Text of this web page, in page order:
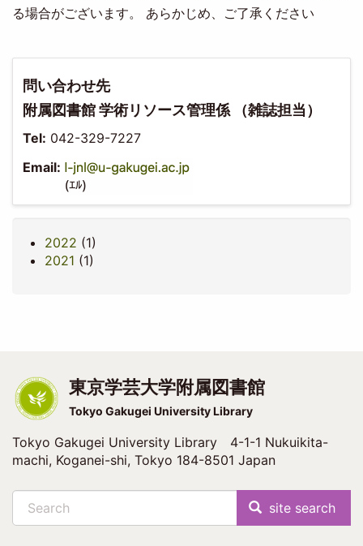
る場合がございます。 あらかじめ、ご了承ください
問い合わせ先
附属図書館 学術リソース管理係 （雑誌担当）
Tel: 042-329-7227
Email:
2022 (1)
2021 (1)
東京学芸大学附属図書館
Tokyo Gakugei University Library
Tokyo Gakugei University Library 4-1-1 Nukuikita-
machi, Koganei-shi, Tokyo 184-8501 Japan
site search